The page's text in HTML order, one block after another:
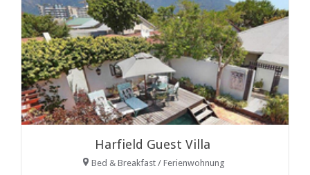
Harfield Guest Villa
Bed & Breakfast / Ferienwohnung